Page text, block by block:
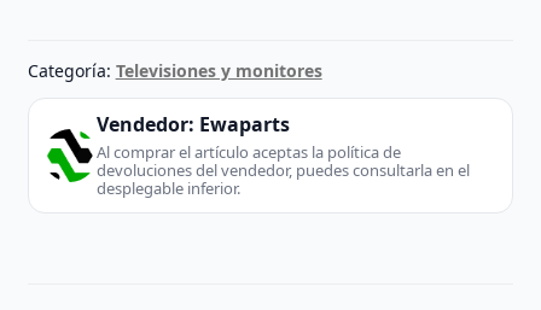
Categoría: Televisiones y monitores
Vendedor: Ewaparts
Al comprar el artículo aceptas la política de
devoluciones del vendedor, puedes consultarla en el
desplegable inferior.